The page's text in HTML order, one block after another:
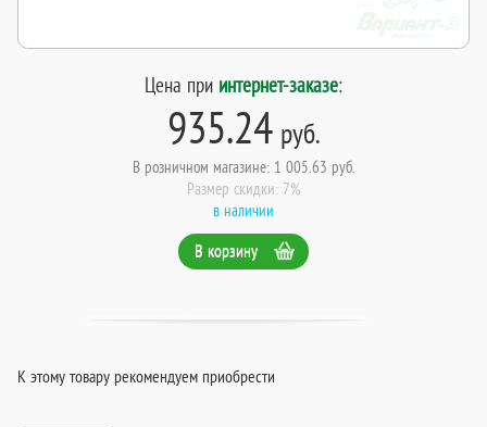
Цена при интернет-заказе:
935.24руб.
В розничном магазине: 1 005.63 руб.
Размер скидки: 7%
в наличии
В корзину
К этому товару рекомендуем приобрести